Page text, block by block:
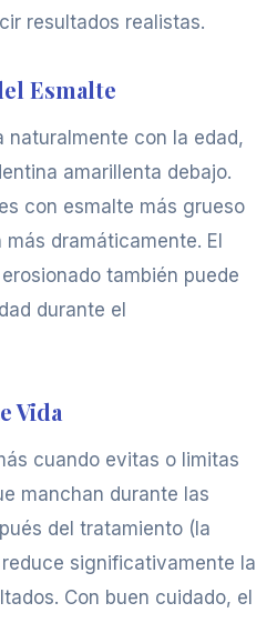
resultados realistas.
Esmalte
naturalmente con la edad,
amarillenta debajo.
con esmalte más grueso
dramáticamente. El
también puede
durante el
Vida
cuando evitas o limitas
manchan durante las
del tratamiento (la
significativamente la
Con buen cuidado, el